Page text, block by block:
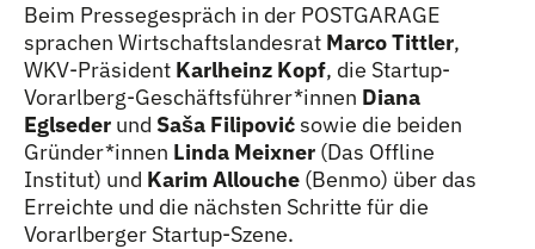
Beim Pressegespräch in der POSTGARAGE
sprachen Wirtschaftslandesrat Marco Tittler,
WKV-Präsident Karlheinz Kopf, die Startup-
Vorarlberg-Geschäftsführer*innen Innen
Diana
Eglseder und Saša Filipovićsowie die beiden
Gründer*innen Innen
Linda Meixner (Das Offline
Institut) und Karim Allouche (Benmo) über das
Erreichte und die nächsten Schritte für die
Vorarlberger Startup-Szene.